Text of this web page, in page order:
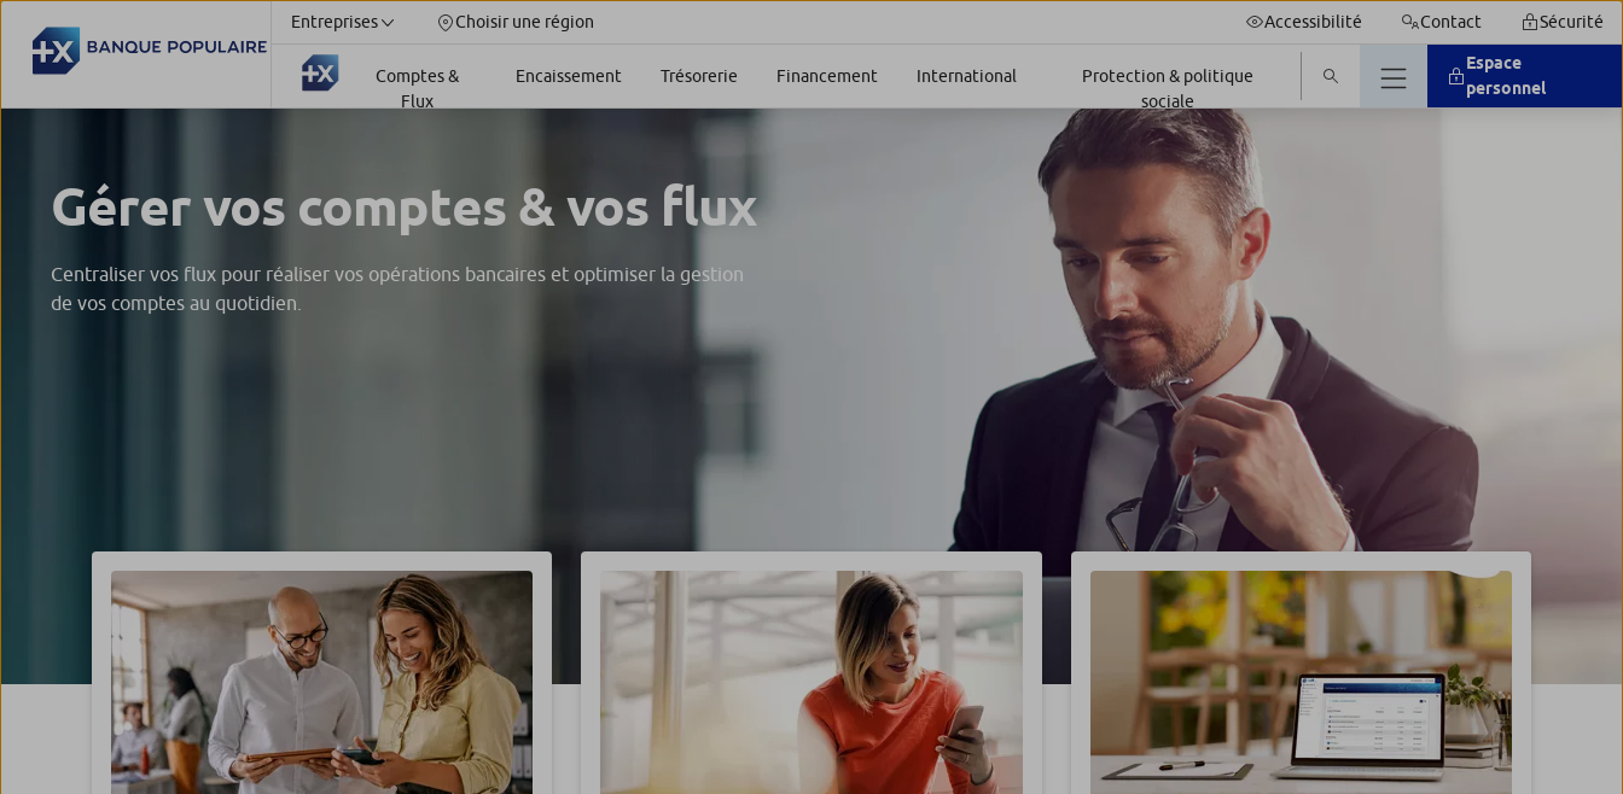
Entreprises Choisir une région Accessibilité Contact Sécurité
Comptes &
Flux
Encaissement Trésorerie Financement International
Protection & politique
sociale
Espace
personnel
Gérer vos comptes & vos flux
Centraliser vos flux pour réaliser vos opérations bancaires et optimiser la gestion
de vos comptes au quotidien.